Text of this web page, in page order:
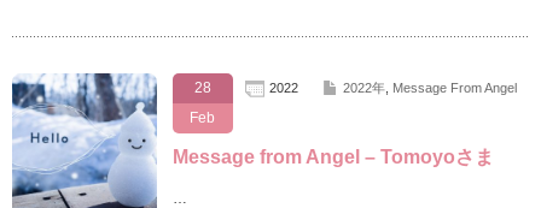
28
Feb
2022 2022年, Message From Angel
Message from Angel – Tomoyoさま
…